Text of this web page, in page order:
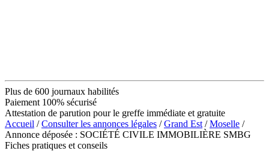
Plus de 600 journaux habilités
Paiement 100% sécurisé
Attestation de parution pour le greffe immédiate et gratuite
Accueil /Consulter les annonces légales /Grand Est /Moselle /
Annonce déposée : SOCIÉTÉ CIVILE IMMOBILIÈRE SMBG
Fiches pratiques et conseils